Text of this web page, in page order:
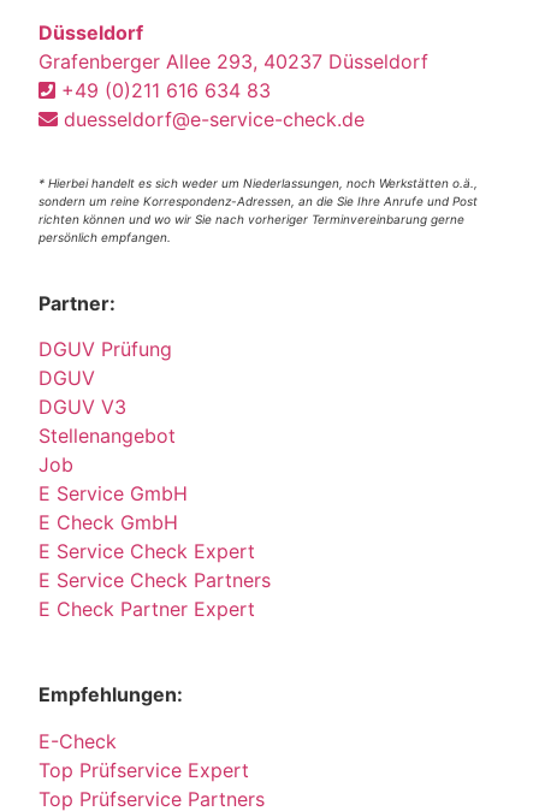
Düsseldorf
Grafenberger Allee 293, 40237 Düsseldorf
+49 (0)211 616 634 83
duesseldorf@e-service-check.de
* Hierbei handelt es sich weder um Niederlassungen, noch Werkstätten o.ä.,
sondern um reine Korrespondenz-Adressen, an die Sie Ihre Anrufe und Post
richten können und wo wir Sie nach vorheriger Terminvereinbarung gerne
persönlich empfangen.
Partner:
DGUV Prüfung
DGUV
DGUV V3
Stellenangebot
Job
E Service GmbH
E Check GmbH
E Service Check Expert
E Service Check Partners
E Check Partner Expert
Empfehlungen:
E-Check
Top Prüfservice Expert
Top Prüfservice Partners